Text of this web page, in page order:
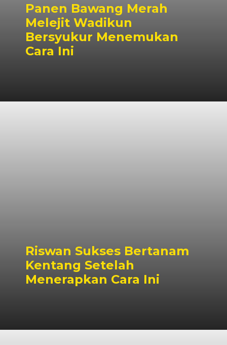
Panen Bawang Merah
Melejit Wadikun
Bersyukur Menemukan
Cara Ini
Riswan Sukses Bertanam
Kentang Setelah
Menerapkan Cara Ini